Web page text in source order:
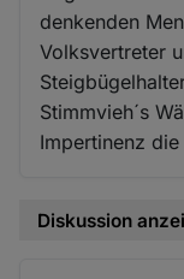
denkenden
Volksvertreter
Stimmvieh´s
Impertinenz
Diskussion